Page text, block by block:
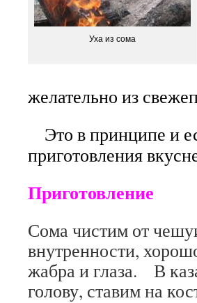
Уха из сома
желательно из
Это в принципе и
приготовления
Приготовление
Сома чистим от
внутренности,
жабра и глаза. В
голову, ставим на